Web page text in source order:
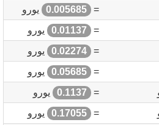
=
0.005685
يورو
=
0.01137
يورو
=
0.02274
يورو
=
0.05685
يورو
=
0.1137
يورو
=
0.17055
يورو